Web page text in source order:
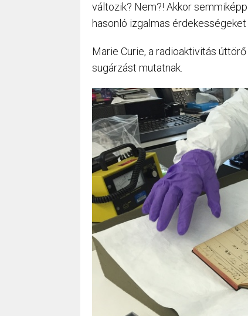
változik? Nem?! Akkor
hasonló izgalmas
Marie Curie, a radioaktivitás
sugárzást mutatnak.